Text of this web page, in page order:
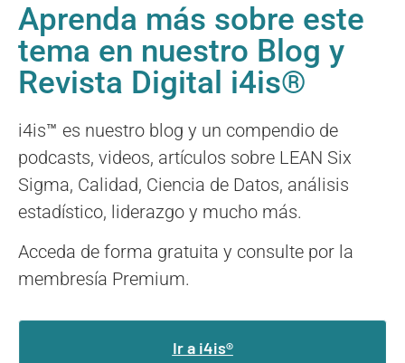
Aprenda más sobre este
tema en nuestro Blog y
Revista Digital i4is®
i4is™ es nuestro blog y un compendio de
podcasts, videos, artículos sobre LEAN Six
Sigma, Calidad, Ciencia de Datos, análisis
estadístico, liderazgo y mucho más.
Acceda de forma gratuita y consulte por la
membresía Premium.
Ir a i4is®